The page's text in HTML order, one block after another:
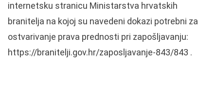
internetsku stranicu Ministarstva hrvatskih
branitelja na kojoj su navedeni dokazi potrebni za
ostvarivanje prava prednosti pri zapošljavanju:
https://branitelji.gov.hr/zaposljavanje-843/843 .